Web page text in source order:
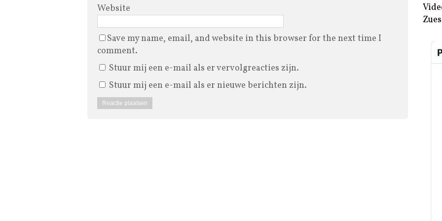
Website
Save my name, email, and website in this browser for the next time I
comment.
Stuur mij een e-mail als er vervolgreacties zijn.
Stuur mij een e-mail als er nieuwe berichten zijn.